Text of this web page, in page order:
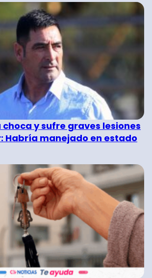
choca y sufre graves lesiones
Habría manejado en estado